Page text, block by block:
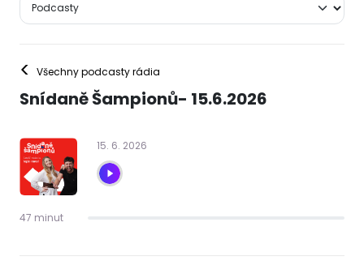
< Všechny podcasty rádia
Snídaně Šampionů- 15.6.2026
15. 6. 2026
47 minut